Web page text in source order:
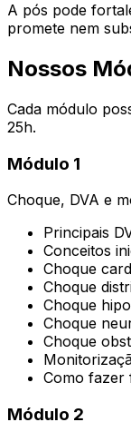
A pós pode
promete nem
Nossos
Cada módulo
25h.
Módulo 1
Choque, DVA e
Principais
Conceitos
Choque
Choque
Choque
Choque
Choque
Como fazer
Módulo 2